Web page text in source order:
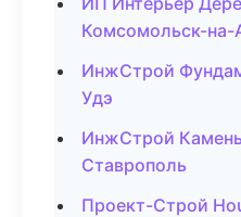
Комсомольск-на-
ИнжСтрой
Удэ
ИнжСтрой
Ставрополь
Проект-Строй